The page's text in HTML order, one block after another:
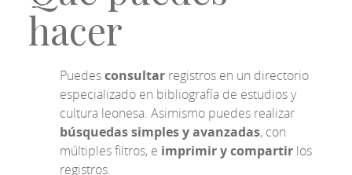
hacer
Puedesconsultar registros en un directorio
especializado en bibliografía de estudios y
cultura leonesa. Asimismo puedes realizar
búsquedas simples y avanzadas, con
múltiples filtros, e imprimir y compartir los
registros.